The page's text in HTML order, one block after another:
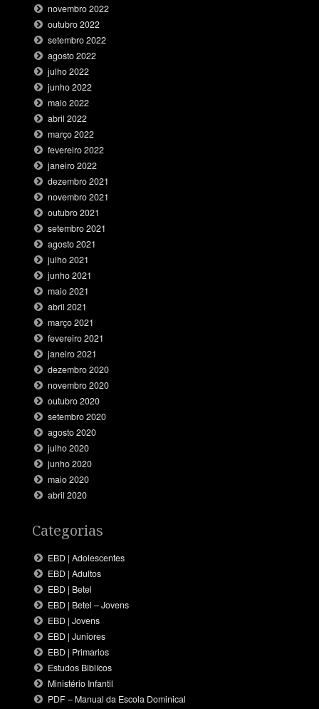
novembro 2022
outubro 2022
setembro 2022
agosto 2022
julho 2022
junho 2022
maio 2022
abril 2022
março 2022
fevereiro 2022
janeiro 2022
dezembro 2021
novembro 2021
outubro 2021
setembro 2021
agosto 2021
julho 2021
junho 2021
maio 2021
abril 2021
março 2021
fevereiro 2021
janeiro 2021
dezembro 2020
novembro 2020
outubro 2020
setembro 2020
agosto 2020
julho 2020
junho 2020
maio 2020
abril 2020
Categorias
EBD | Adolescentes
EBD | Adultos
EBD | Betel
EBD | Betel – Jovens
EBD | Jovens
EBD | Juniores
EBD | Primarios
Estudos Biblícos
Ministério Infantil
PDF – Manual da Escola Dominical